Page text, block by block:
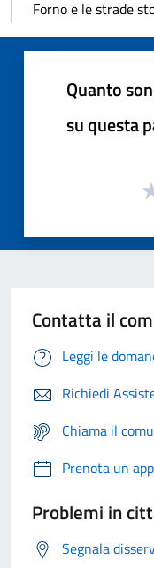
Forno e le strade
Quanto
su questa
Contatta il
Leggi le
Richiedi
Chiama il
Prenota un
Problemi in
Segnala